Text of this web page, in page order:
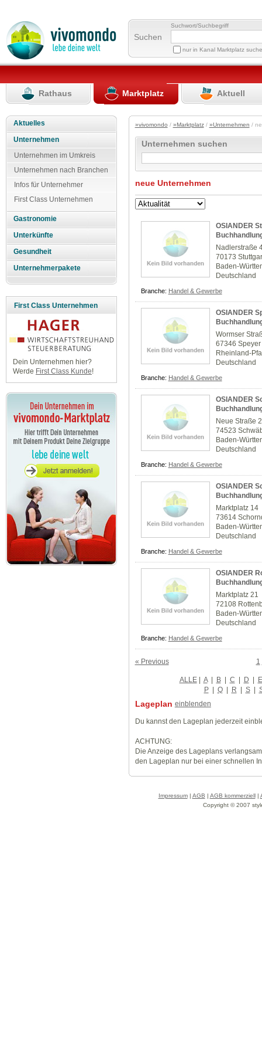
Suchen
Suchwort/Suchbegriff
nur in Kanal Marktplatz
Rathaus Marktplatz Aktuell
Aktuelles
Unternehmen
Unternehmen im Umkreis
Unternehmen nach Branchen
Infos für Unternehmer
First Class Unternehmen
Gastronomie
Unterkünfte
Gesundheit
Unternehmerpakete
First Class Unternehmen
Dein Unternehmen hier?
Werde First Class Kunde!
»vivomondo / »Marktplatz/ »Unternehmen /
Unternehmen suchen
neue Unternehmen
OSIANDER
Nadlerstraße
70173
Baden-
Deutschland
Branche: Handel & Gewerbe
OSIANDER
Wormser
67346 Speyer
Rheinland-
Deutschland
Branche: Handel & Gewerbe
OSIANDER
Neue Straße
74523
Baden-
Deutschland
Branche: Handel & Gewerbe
OSIANDER
Marktplatz 14
73614
Baden-
Deutschland
Branche: Handel & Gewerbe
OSIANDER
Marktplatz 21
72108
Baden-
Deutschland
Branche: Handel & Gewerbe
« Previous 1
ALLE| A | B | C | D | E
P | Q | R | S |
Lageplan einblenden
Du kannst den Lageplan jederzeit
ACHTUNG:
Die Anzeige des Lageplans
den Lageplan nur bei einer schnellen
Impressum| AGB | AGB kommerziell|
Copyright © 2007